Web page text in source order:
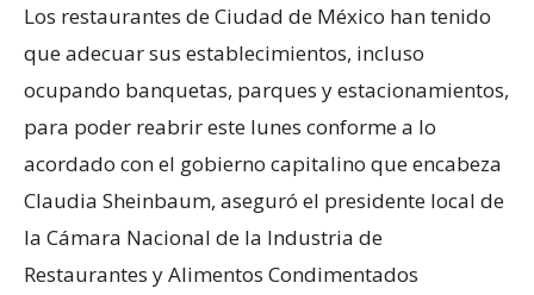
Los restaurantes de Ciudad de México han tenido
que adecuar sus establecimientos, incluso
ocupando banquetas, parques y estacionamientos,
para poder reabrir este lunes conforme a lo
acordado con el gobierno capitalino que encabeza
Claudia Sheinbaum, aseguró el presidente local de
la Cámara Nacional de la Industria de
Restaurantes y Alimentos Condimentados